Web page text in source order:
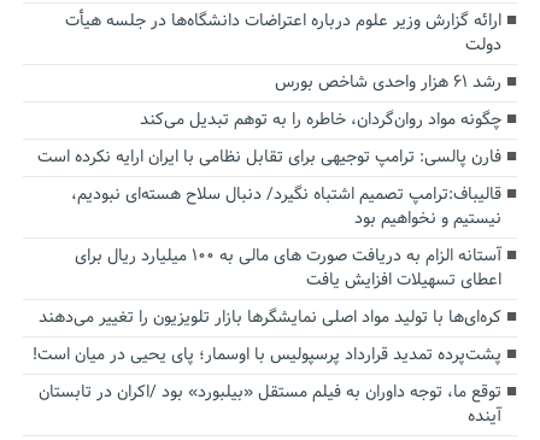
ارائه گزارش وزیر علوم درباره اعتراضات دانشگاه‌ها در جلسه هیأت
دولت
رشد ۶۱ هزار واحدی شاخص بورس
چگونه مواد روان‌گردان، خاطره را به توهم تبدیل می‌کند
فارن پالسی: ترامپ توجیهی برای تقابل نظامی با ایران ارایه نکرده است
قالیباف:ترامپ تصمیم اشتباه نگیرد/ دنبال سلاح هسته‌ای نبودیم،
نیستیم و نخواهیم بود
آستانه الزام به دریافت صورت های مالی به ۱۰۰ میلیارد ریال برای
اعطای تسهیلات افزایش یافت
کره‌ای‌ها با تولید مواد اصلی نمایشگرها بازار تلویزیون را تغییر می‌دهند
پشت‌پرده تمدید قرارداد پرسپولیس با اوسمار؛ پای یحیی در میان است!
توقع ما، توجه داوران به فیلم مستقل «بیلبورد» بود /اکران در تابستان
آینده